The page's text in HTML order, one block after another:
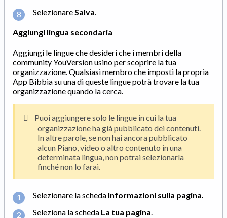
SelezionareSalva.
Aggiungi lingua secondaria
Aggiungi le lingue che desideri che i membri della
community YouVersion usino per scoprire la tua
organizzazione. Qualsiasi membro che imposti la propria
App Bibbia su una di queste lingue potrà trovare la tua
organizzazione quando la cerca.
Puoi aggiungere solo le lingue in cui la tua
organizzazione ha già pubblicato dei contenuti.
In altre parole, se non hai ancora pubblicato
alcun Piano, video o altro contenuto in una
determinata lingua, non potrai selezionarla
finché non lo farai.
Selezionare la scheda Informazioni sulla pagina.
Seleziona la scheda La tua pagina.